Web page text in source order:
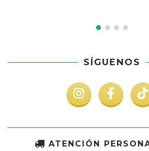
SÍGUENOS
ATENCIÓN